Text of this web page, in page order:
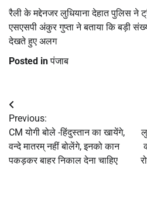
रैली के मद्देनजर लुधियाना देहात पुलिस ने
एसएसपी अंकुर गुप्ता ने बताया कि बड़ी
देखते हुए अलग
Posted inपंजाब
Post
navigation
Previous:
CM योगी बोले -हिंदुस्तान का खायेंगे,
वन्दे मातरम् नहीं बोलेंगे, इनको कान
पकड़कर बाहर निकाल देना चाहिए